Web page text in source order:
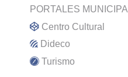
PORTALES
Centro Cultural
Dideco
Turismo